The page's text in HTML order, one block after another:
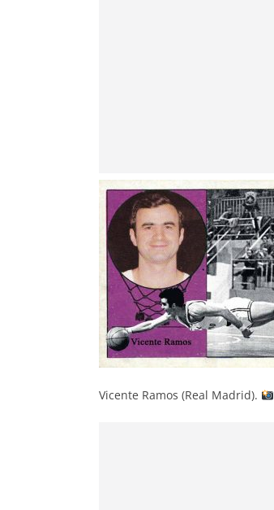
Vicente Ramos (Real Madrid).